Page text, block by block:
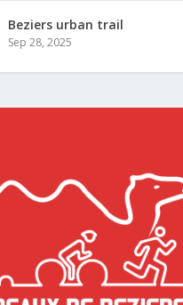
Beziers urban trail
Sep 28, 2025